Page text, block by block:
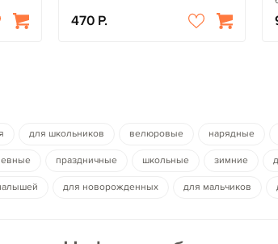
470
для школьников велюровые нарядные
праздничные школьные зимние
для новорожденных для мальчиков